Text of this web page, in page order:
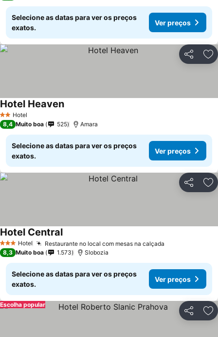
Selecione as datas para ver os preços
exatos.
Ver preços
Partilhar
2 Estrelas
Hotel
Hotel HeavenVer preços
8,4 Muito boa 525 Amara
Selecione as datas para ver os preços
exatos.
Ver preços
Partilhar
3 EstrelasHotel Restaurante no local com mesas na calçada
Hotel CentralVer preços
8,3 Muito boa 1.573 Slobozia
Selecione as datas para ver os preços
exatos.
Ver preços
Partilhar
Escolha popular